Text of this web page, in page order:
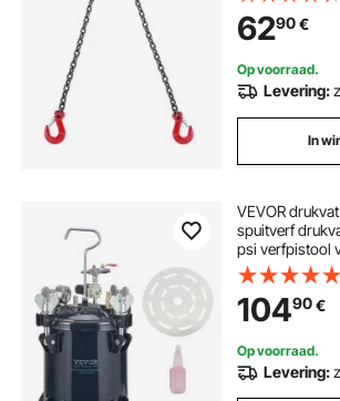
grijphaken en
6290€
Op voorraad.
Levering:
In
VEVOR
spuitverf
psi verfpistool
25 cm
verfcontainer
lakken, beitsen
10490€
Op voorraad.
Levering: